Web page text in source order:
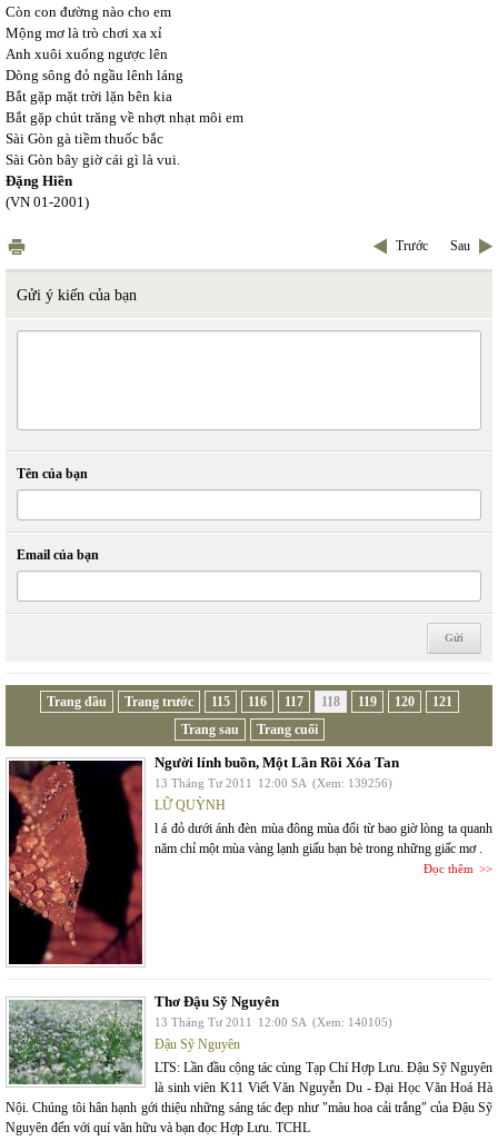
Còn con đường nào cho em
Mộng mơ là trò chơi xa xỉ
Anh xuôi xuống ngược lên
Dòng sông đỏ ngầu lênh láng
Bắt gặp mặt trời lặn bên kia
Bắt gặp chút trăng về nhợt nhạt môi em
Sài Gòn gà tiềm thuốc bắc
Sài Gòn bây giờ cái gì là vui.
Đặng Hiền
(VN 01-2001)
Trước Sau
Gửi ý kiến của bạn
Tên của bạn
Email của bạn
Trang đầu Trang trước 115 116 117 118 119 120
121
Trang sau
Trang cuối
Người lính buồn, Một Lần Rồi Xóa Tan
13 Tháng Tư 2011 12:00 SA (Xem: 139256)
LỮ QUỲNH
l á đỏ dưới ánh đèn mùa đông mùa đổi từ bao giờ lòng ta quanh
năm chỉ một mùa vàng lạnh giấu bạn bè trong những giấc mơ .
Đọc thêm
Thơ Đậu Sỹ Nguyên
13 Tháng Tư 2011 12:00 SA (Xem: 140105)
Đậu Sỹ Nguyên
LTS: Lần đầu cộng tác cùng Tạp Chí Hợp Lưu. Đậu Sỹ Nguyên
là sinh viên K11 Viết Văn Nguyễn Du - Đại Học Văn Hoá Hà
Nội. Chúng tôi hân hạnh gới thiệu những sáng tác đẹp như "màu hoa cải trắng" của Đậu Sỹ
Nguyên đến với quí văn hữu và bạn đọc Hợp Lưu. TCHL